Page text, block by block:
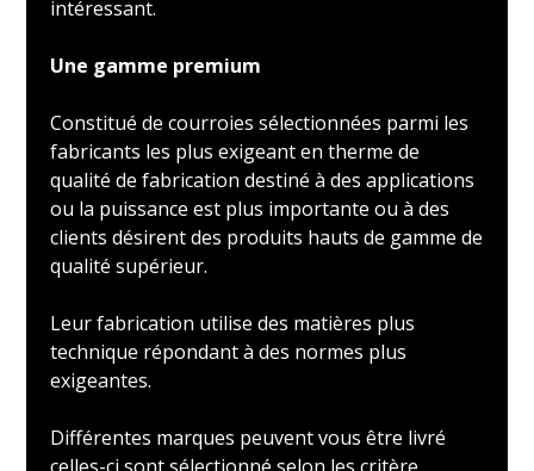
intéressant.
Une gamme premium
Constitué de courroies sélectionnées parmi les
fabricants les plus exigeant en therme de
qualité de fabrication destiné à des applications
ou la puissance est plus importante ou à des
clients désirent des produits hauts de gamme de
qualité supérieur.
Leur fabrication utilise des matières plus
technique répondant à des normes plus
exigeantes.
Différentes marques peuvent vous être livré